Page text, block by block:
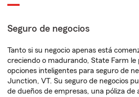
Seguro de negocios
Tanto si su negocio apenas está
creciendo o madurando, State Farm le
opciones inteligentes para seguro de
Junction, VT. Su seguro de negocios
de dueños de empresas, una póliza de